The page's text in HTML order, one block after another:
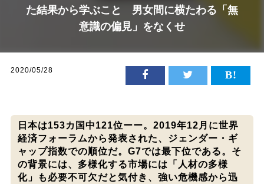
た結果から学ぶこと 男女間に横たわる「無
意識の偏見」をなくせ
2020/05/28
日本は153カ国中121位ーー。2019年12月に世界
経済フォーラムから発表された、ジェンダー・ギ
ャップ指数での順位だ。G7では最下位である。そ
の背景には、多様化する市場には「人材の多様
化」も必要不可欠だと気付き、強い危機感から迅